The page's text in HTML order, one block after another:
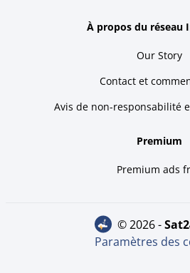
À propos du réseau
Our Story
Contact et
Avis de non-responsabilité
Premium
Premium ads
© 2026 -
Paramètres des